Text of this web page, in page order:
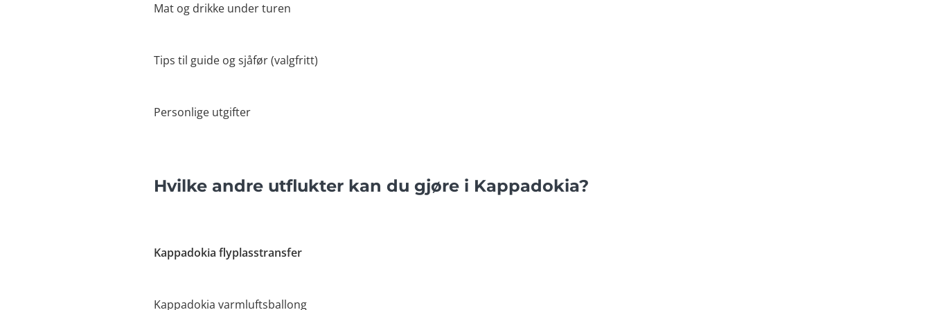
Mat og drikke under turen
Tips til guide og sjåfør (valgfritt)
Personlige utgifter
Hvilke andre utflukter kan du gjøre i Kappadokia?
Kappadokia flyplasstransfer
Kappadokia varmluftsballong